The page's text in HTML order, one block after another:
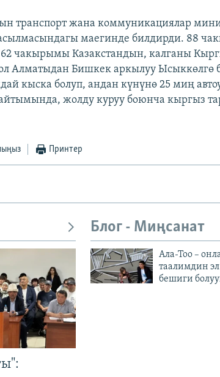
транспорт жана коммуникациялар
маегиндe билдирди. 88
62 чакырымы Казакстандын, калганы
Алматыдан Бишкек аркылуу Ысыккөлгө
кыска болуп, андан күнүнө 25 миң
жолду куруу боюнча кыргыз
Принтер
Блог - Миңсанат
Ала-Тоо –
таалимдин
бешиги